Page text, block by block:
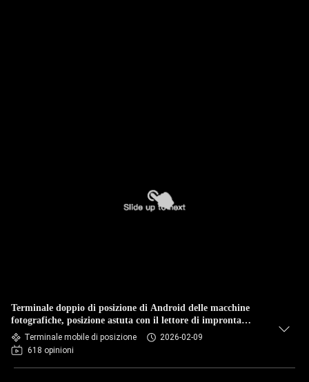
Terminale doppio di posizione di Android delle macchine
fotografiche, posizione astuta con il lettore di impronta
digitale
Terminale mobile di posizione
2026-02-09
618 opinioni